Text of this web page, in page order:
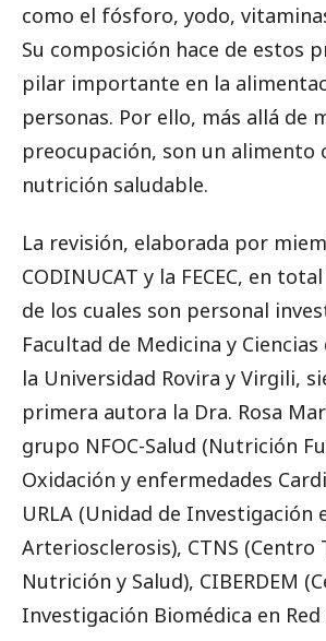
como el fósforo, yodo,
Su composición hace de estos
pilar importante en la
personas. Por ello, más allá de
preocupación, son un alimento
nutrición saludable.
La revisión, elaborada por
CODINUCAT y la FECEC, en
de los cuales son personal
Facultad de Medicina y Ciencias
la Universidad Rovira y Virgili,
primera autora la Dra. Rosa
grupo NFOC-Salud (Nutrición
Oxidación y enfermedades
URLA (Unidad de Investigación
Arteriosclerosis), CTNS (Centro
Nutrición y Salud), CIBERDEM
Investigación Biomédica en